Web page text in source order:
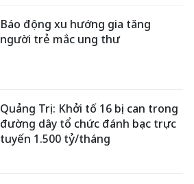
Báo động xu hướng gia tăng
người trẻ mắc ung thư
Quảng Trị: Khởi tố 16 bị can trong
đường dây tổ chức đánh bạc trực
tuyến 1.500 tỷ/tháng